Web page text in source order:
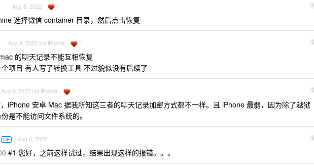
1
Aug 8, 2022 1
选择微信 container 目录，然后点击恢复
2
Aug 8, 2022 via iPhone 1
的聊天记录不能互相恢复
项目 有人写了转换工具 不过貌似没有后续了
3
Aug 8, 2022 via iPhone 1
iPhone 安卓 Mac 据我所知这三者的聊天记录加密方式都不一样。且 iPhone 最弱，因为除了越狱
是不能访问文件系统的。
4
OP Aug 8, 2022
#1 您好，之前这样试过，结果出现这样的报错。。。